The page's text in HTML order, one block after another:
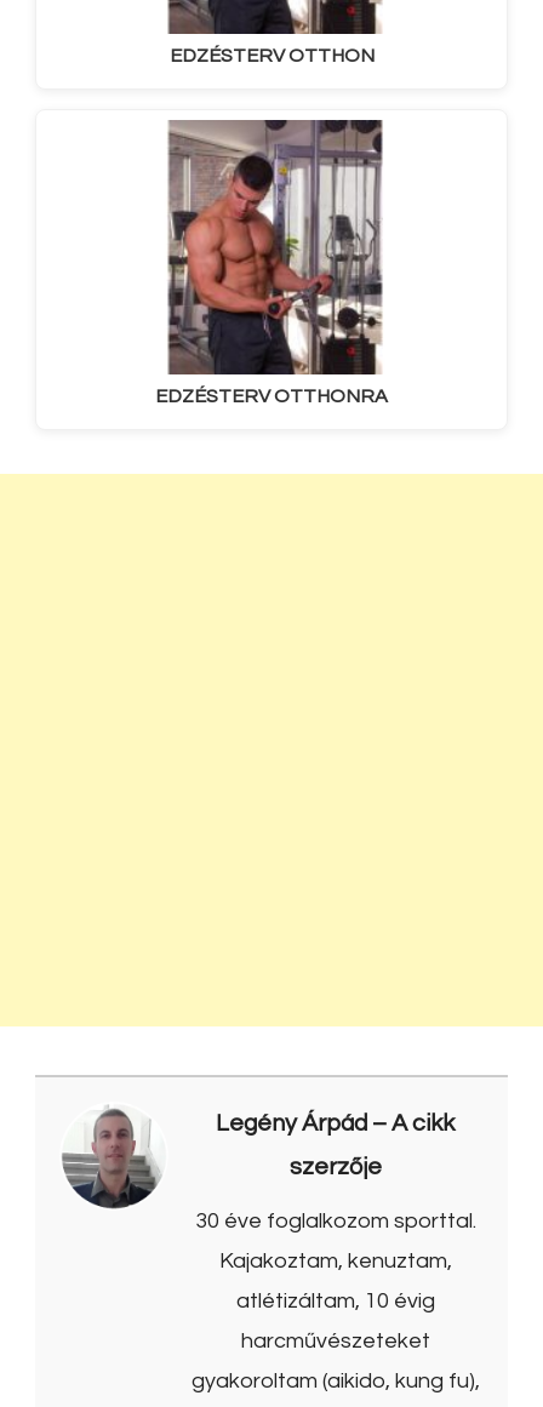
EDZÉSTERV OTTHON
EDZÉSTERV OTTHONRA
Legény Árpád – A cikk
szerzője
30 éve foglalkozom sporttal.
Kajakoztam, kenuztam,
atlétizáltam, 10 évig
harcművészeteket
gyakoroltam (aikido, kung fu),